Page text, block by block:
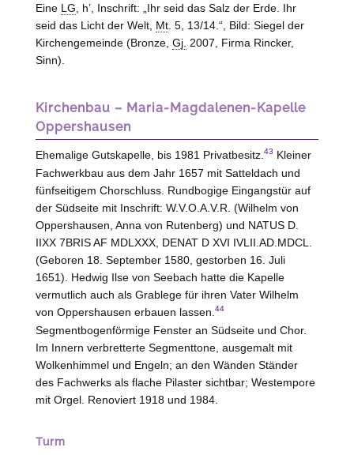
Eine LG , h’, Inschrift: „Ihr seid das Salz der Erde. Ihr
seid das Licht der Welt, Mt. 5, 13/14.“, Bild: Siegel der
Kirchengemeinde (Bronze, Gj. 2007, Firma Rincker,
Sinn).
Kirchenbau – Maria-Magdalenen-Kapelle
Oppershausen
Ehemalige Gutskapelle, bis 1981 Privatbesitz. 43 Kleiner
Fachwerkbau aus dem Jahr 1657 mit Satteldach und
fünfseitigem Chorschluss. Rundbogige Eingangstür auf
der Südseite mit Inschrift: W.V.O.A.V.R. (Wilhelm von
Oppershausen , Anna von Rutenberg) und NATUS D.
IIXX 7BRIS AF MDLXXX, DENAT D XVI IVLII.AD.MDCL.
(Geboren 18. September 1580, gestorben 16. Juli
1651). Hedwig Ilse von Seebach hatte die Kapelle
vermutlich auch als Grablege für ihren Vater Wilhelm
von Oppershausen erbauen lassen. 44
Segmentbogenförmige Fenster an Südseite und Chor.
Im Innern verbretterte Segmenttone, ausgemalt mit
Wolkenhimmel und Engeln; an den Wänden Ständer
des Fachwerks als flache Pilaster sichtbar; Westempore
mit Orgel. Renoviert 1918 und 1984.
Turm